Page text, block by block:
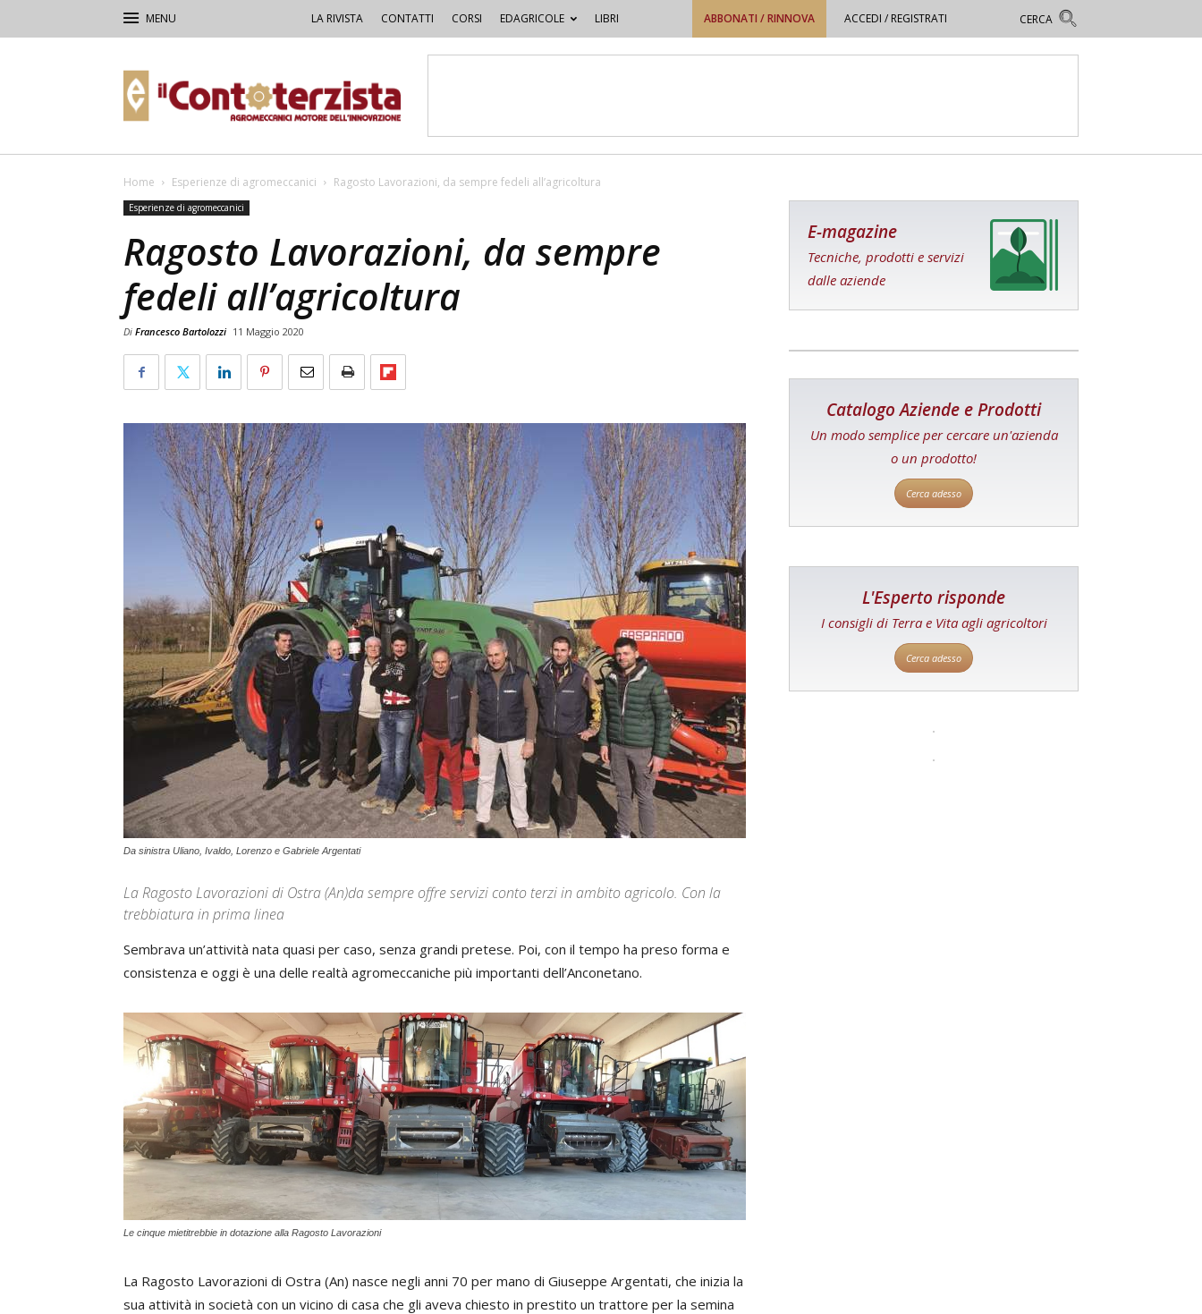
LA RIVISTA CONTATTI CORSI EDAGRICOLE LIBRI ABBONATI / RINNOVA ACCEDI / REGISTRATI
Contoterzista
Home Esperienze di agromeccanici Ragosto Lavorazioni, da sempre fedeli all’agricoltura
Esperienze di agromeccanici
Ragosto Lavorazioni, da sempre
fedeli all’agricoltura
Di Francesco Bartolozzi 11 Maggio 2020
Da sinistra Uliano, Ivaldo, Lorenzo e Gabriele Argentati
La Ragosto Lavorazioni di Ostra (An)da sempre offre servizi conto terzi in ambito agricolo. Con la
trebbiatura in prima linea
Sembrava un’attività nata quasi per caso, senza grandi pretese. Poi, con il tempo ha preso forma e
consistenza e oggi è una delle realtà agromeccaniche più importanti dell’Anconetano.
Le cinque mietitrebbie in dotazione alla Ragosto Lavorazioni
La Ragosto Lavorazioni di Ostra (An) nasce negli anni 70 per mano di Giuseppe Argentati, che inizia la
sua attività in società con un vicino di casa che gli aveva chiesto in prestito un trattore per la semina
E-magazine
Tecniche, prodotti e servizi
dalle aziende
Catalogo Aziende e Prodotti
Un modo semplice per cercare un'azienda
o un prodotto!
Cerca adesso
L'Esperto risponde
I consigli di Terra e Vita agli agricoltori
Cerca adesso